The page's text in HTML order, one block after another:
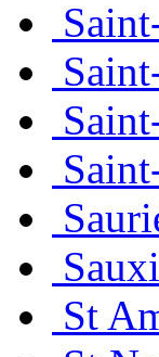
St